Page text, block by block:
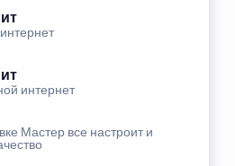
интернет
Мастер все настроит и